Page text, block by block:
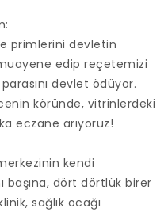
primlerini devletin
edip reçetemizi
parasını devlet ödüyor.
köründe, vitrinlerdeki
eczane arıyoruz!
kendi
başına, dört dörtlük birer
sağlık ocağı